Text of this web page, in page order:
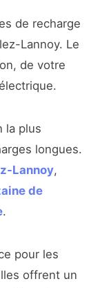
de recharge
Lannoy. Le
de votre
la plus
longues.
Lannoy,
de
.
pour les
offrent un